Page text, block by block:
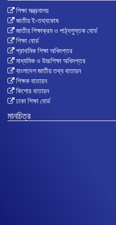
শিক্ষা মন্ত্রনালয়
জাতীয় ই-তথ্যকোষ
জাতীয় শিক্ষাক্রম ও পাঠ্যপুস্তক বোর্ড
শিক্ষা বোর্ড
প্রাথমিক শিক্ষা অধিদপ্তর
মাধ্যমিক ও উচ্চশিক্ষা অধিদপ্তর
বাংলাদেশ জাতীয় তথ্য বাতায়ন
শিক্ষক বাতায়ন
কিশোর বাতায়ন
ঢাকা শিক্ষা বোর্ড
মানচিত্র